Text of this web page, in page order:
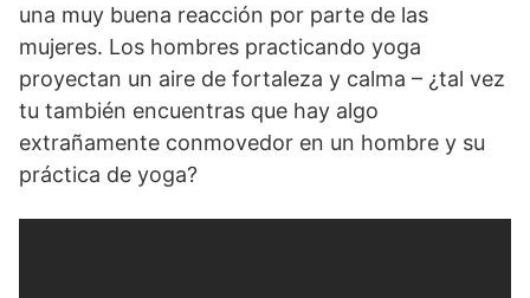
una muy buena reacción por parte de las
mujeres. Los hombres practicando yoga
proyectan un aire de fortaleza y calma – ¿tal vez
tu también encuentras que hay algo
extrañamente conmovedor en un hombre y su
práctica de yoga?